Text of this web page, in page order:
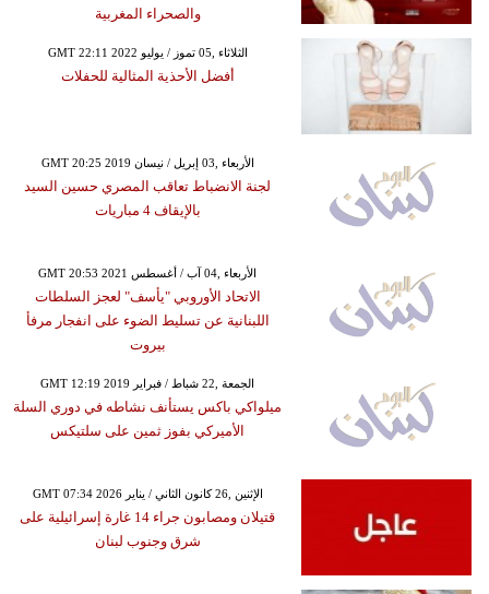
والصحراء المغربية
GMT 22:11 2022 الثلاثاء ,05 تموز / يوليو
أفضل الأحذية المثالية للحفلات
GMT 20:25 2019 الأربعاء ,03 إبريل / نيسان
لجنة الانضباط تعاقب المصري حسين السيد
بالإيقاف 4 مباريات
GMT 20:53 2021 الأربعاء ,04 آب / أغسطس
الاتحاد الأوروبي "يأسف" لعجز السلطات
اللبنانية عن تسليط الضوء على انفجار مرفأ
بيروت
GMT 12:19 2019 الجمعة ,22 شباط / فبراير
ميلواكي باكس يستأنف نشاطه في دوري السلة
الأميركي بفوز ثمين على سلتيكس
GMT 07:34 2026 الإثنين ,26 كانون الثاني / يناير
قتيلان ومصابون جراء 14 غارة إسرائيلية على
شرق وجنوب لبنان